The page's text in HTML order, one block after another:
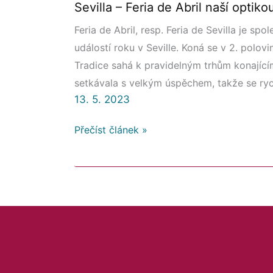
Sevilla – Feria de Abril naší
Feria de Abril, resp. Feria de Sevilla je
událostí roku v Seville. Koná se v 2.
Tradice sahá k pravidelným trhům
setkávala s velkým úspěchem, takže se
13. 5. 2023
Přečíst článek »